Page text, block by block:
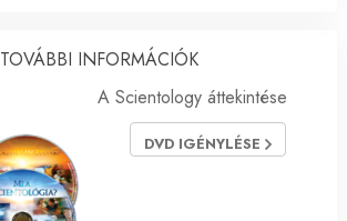
TOVÁBBI INFORMÁCIÓK
A Scientology áttekintése
DVD IGÉNYLÉSE